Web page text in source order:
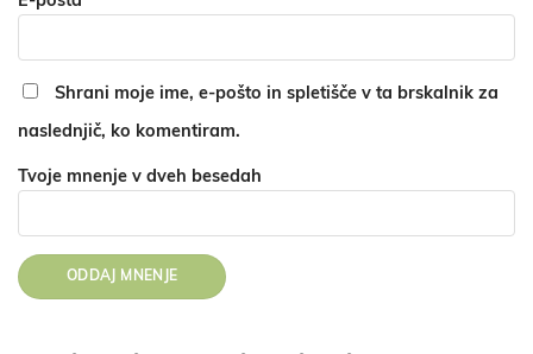
Shrani moje ime, e-pošto in spletišče v ta brskalnik za
naslednjič, ko komentiram.
Tvoje mnenje v dveh besedah